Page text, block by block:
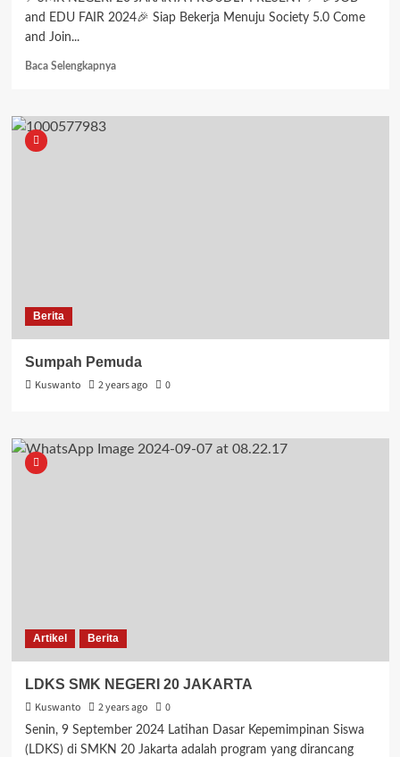
and EDU FAIR 2024🎉 Siap Bekerja Menuju Society 5.0 Come
and Join...
Baca SelengkapnyaRead
JOB
Berita
Sumpah Pemuda
Kuswanto
2 years ago 0
Artikel Berita
LDKS SMK NEGERI 20 JAKARTA
Kuswanto
2 years ago 0
Senin, 9 September 2024 Latihan Dasar Kepemimpinan Siswa
(LDKS) di SMKN 20 Jakarta adalah program yang dirancang